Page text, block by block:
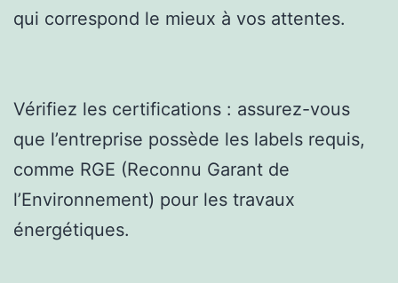
qui correspond le mieux à vos attentes.
Vérifiez les certifications : assurez-vous
que l’entreprise possède les labels requis,
comme RGE (Reconnu Garant de
l’Environnement) pour les travaux
énergétiques.